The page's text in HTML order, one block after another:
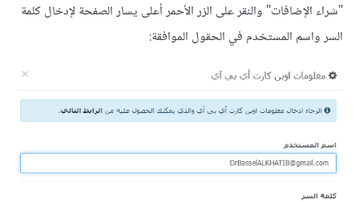
"شراء الإضافات" والنقر على الزر الأحمر أعلى يسار الصفحة لإدخال كلمة
السر واسم المستخدم في الحقول الموافقة: